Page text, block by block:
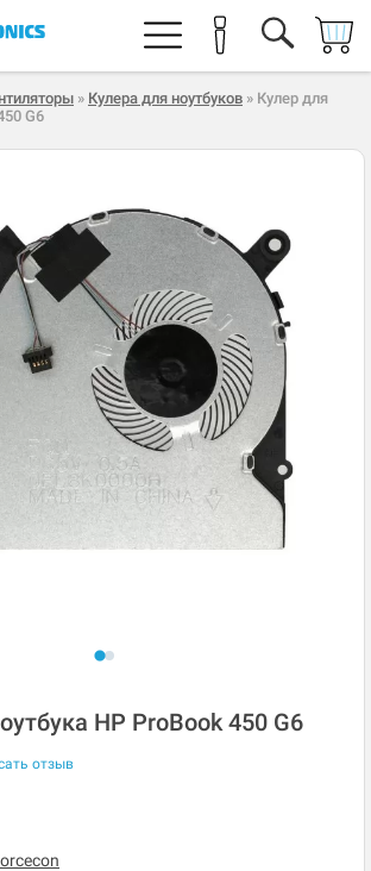
» Кулера для ноутбуков » Кулер для
G6
HP ProBook 450 G6
отзыв